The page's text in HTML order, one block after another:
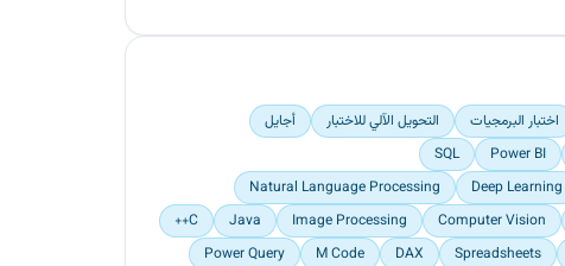
اختبار البرمجيات التحويل الآلي للاختبار
أجايل
Power BI
SQL
Deep Learning
Natural Language Processing
Computer Vision
Image Processing
Java
C++
Spreadsheets
DAX
M Code
Power Query